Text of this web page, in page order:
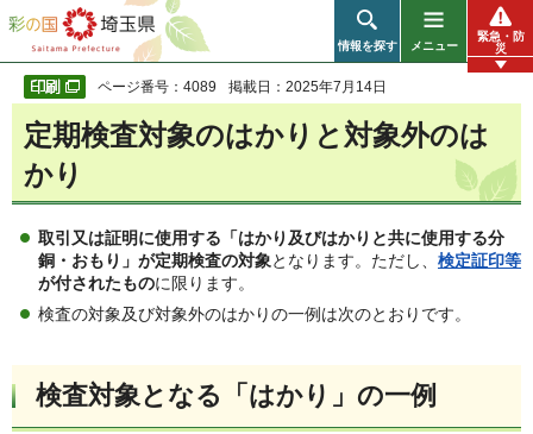
彩の国 埼玉県
情報を探す メニュー
緊急・防
災
ページ番号：4089 掲載日：2025年7月14日
定期検査対象のはかりと対象外のは
かり
取引又は証明に使用する「はかり及びはかりと共に使用する分
銅・おもり」が定期検査の対象となります。ただし、 検定証印等
が付されたものに限ります。
検査の対象及び対象外のはかりの一例は次のとおりです。
検査対象となる「はかり」の一例